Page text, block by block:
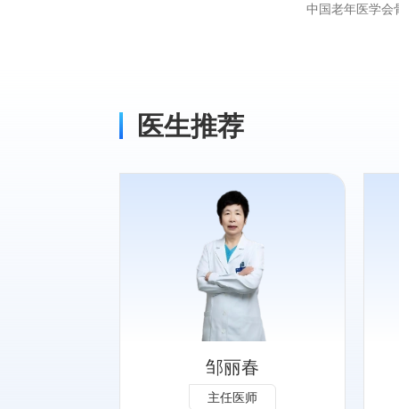
中国老年医学会
医生推荐
邹丽春
主任医师
专长：
内科常见病如消化性溃疡、
胃食管反流病、幽门螺杆菌
感染、高脂血症、高血压、
糖尿病、高尿酸血症、冠心
不良、安宁缓和医疗，成人
疫苗接种。